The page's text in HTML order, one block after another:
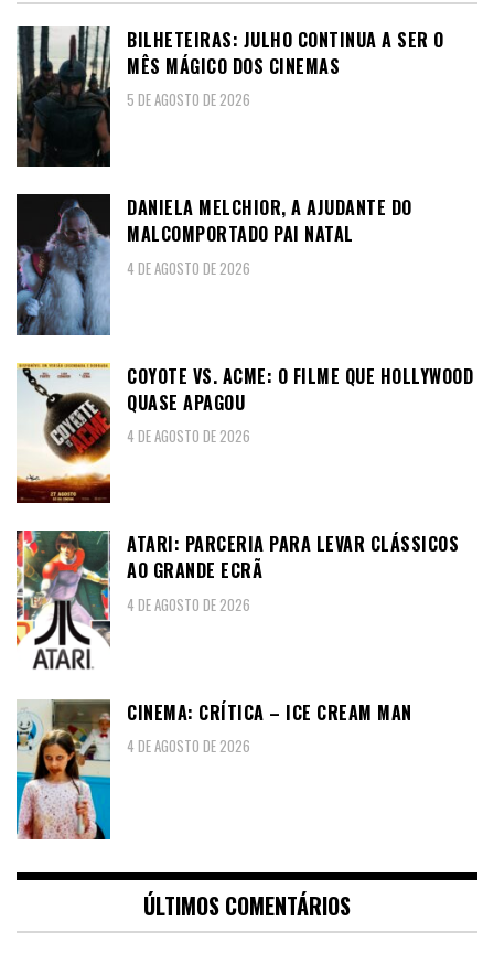
BILHETEIRAS: JULHO CONTINUA A SER O
MÊS MÁGICO DOS CINEMAS
5 DE AGOSTO DE 2026
DANIELA MELCHIOR, A AJUDANTE DO
MALCOMPORTADO PAI NATAL
4 DE AGOSTO DE 2026
COYOTE VS. ACME: O FILME QUE HOLLYWOOD
QUASE APAGOU
4 DE AGOSTO DE 2026
ATARI: PARCERIA PARA LEVAR CLÁSSICOS
AO GRANDE ECRÃ
4 DE AGOSTO DE 2026
CINEMA: CRÍTICA – ICE CREAM MAN
4 DE AGOSTO DE 2026
ÚLTIMOS COMENTÁRIOS